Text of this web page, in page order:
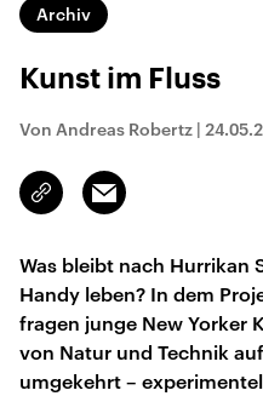
Archiv
Kunst im Fluss
Von Andreas Robertz |
Link
kopieren/teilen
Email
Was bleibt nach Hurrikan
Handy leben? In dem
fragen junge New Yorker
von Natur und Technik
umgekehrt –